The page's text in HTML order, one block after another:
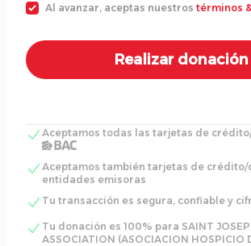
Al avanzar, aceptas nuestros términos
Aceptamos todas las tarjetas de
Aceptamos también tarjetas de
entidades emisoras
Tu transacción es segura, confiable y
Tu donación es 100% para SAINT
ASSOCIATION (ASOCIACION HOSPICIO